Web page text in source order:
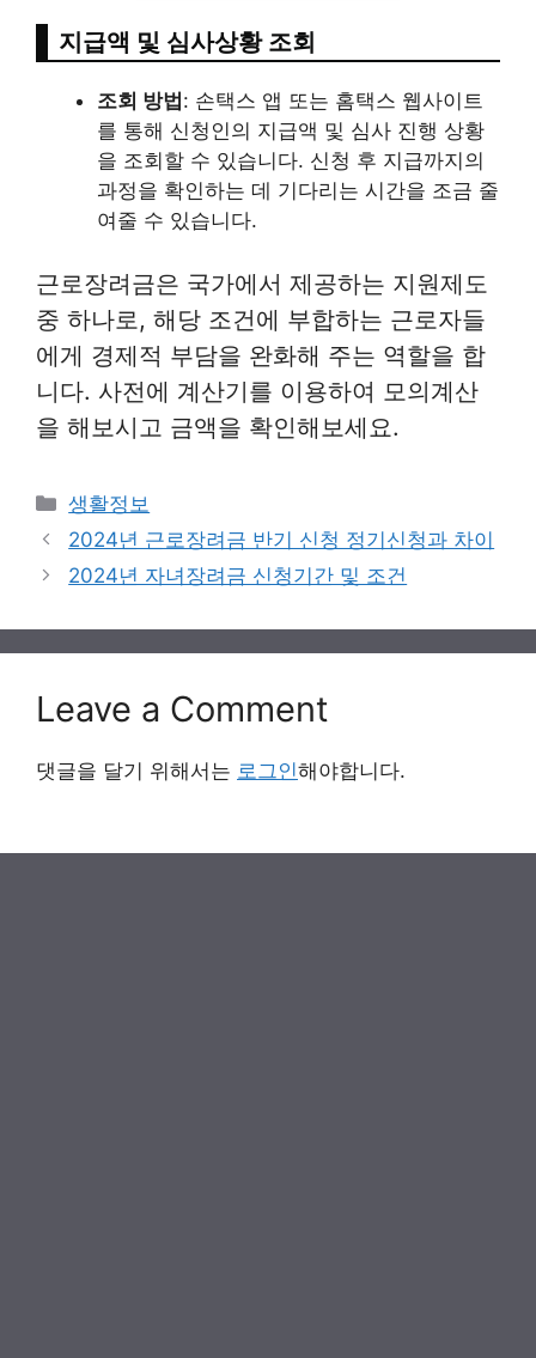
지급액 및 심사상황 조회
조회 방법: 손택스 앱 또는 홈택스 웹사이트
를 통해 신청인의 지급액 및 심사 진행 상황
을 조회할 수 있습니다. 신청 후 지급까지의
과정을 확인하는 데 기다리는 시간을 조금 줄
여줄 수 있습니다.
근로장려금은 국가에서 제공하는 지원제도
중 하나로, 해당 조건에 부합하는 근로자들
에게 경제적 부담을 완화해 주는 역할을 합
니다. 사전에 계산기를 이용하여 모의계산
을 해보시고 금액을 확인해보세요.
Categories
생활정보
2024년 근로장려금 반기 신청 정기신청과 차이
2024년 자녀장려금 신청기간 및 조건
Leave a Comment
댓글을 달기 위해서는 로그인해야합니다.